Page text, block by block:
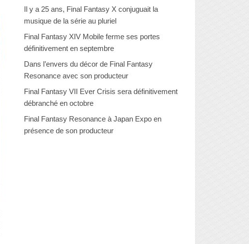
Il y a 25 ans, Final Fantasy X conjuguait la
musique de la série au pluriel
Final Fantasy XIV Mobile ferme ses portes
définitivement en septembre
Dans l’envers du décor de Final Fantasy
Resonance avec son producteur
Final Fantasy VII Ever Crisis sera définitivement
débranché en octobre
Final Fantasy Resonance à Japan Expo en
présence de son producteur